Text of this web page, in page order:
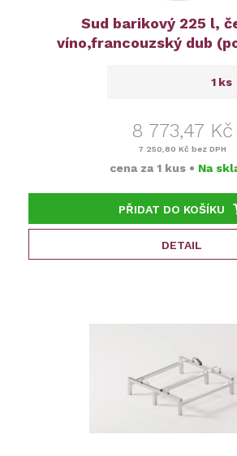
Sud barikový 225 l,
víno,francouzský dub
ks
8 773,47 Kč
7 250,80 Kč bez DPH
cena za 1 kus • Na
PŘIDAT DO KOŠÍKU
DETAIL